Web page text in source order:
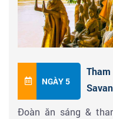
Đoàn đi tham quan
thác nước đẹp nổi
cao 120m, nước
trên đường đoàn
của người vùng cao
với món cá nướng
NGÀY 5
Đoàn ăn sáng &